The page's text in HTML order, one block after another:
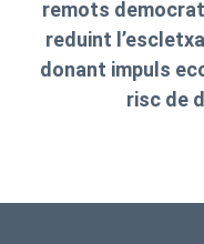
remots
reduint
donant impuls
risc de